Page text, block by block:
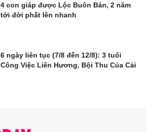
4 con giáp được Lộc Buôn Bán, 2 năm
tới đời phất lên nhanh
6 ngày liên tục (7/8 đến 12/8): 3 tuổi
Công Việc Liên Hương, Bội Thu Của Cải